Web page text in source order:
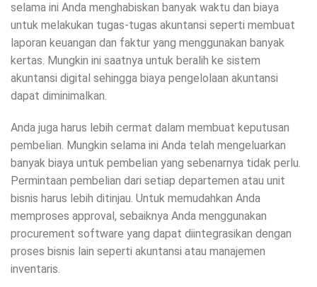
selama ini Anda menghabiskan banyak waktu dan biaya
untuk melakukan tugas-tugas akuntansi seperti membuat
laporan keuangan dan faktur yang menggunakan banyak
kertas. Mungkin ini saatnya untuk beralih ke sistem
akuntansi digital sehingga biaya pengelolaan akuntansi
dapat diminimalkan.
Anda juga harus lebih cermat dalam membuat keputusan
pembelian. Mungkin selama ini Anda telah mengeluarkan
banyak biaya untuk pembelian yang sebenarnya tidak perlu.
Permintaan pembelian dari setiap departemen atau unit
bisnis harus lebih ditinjau. Untuk memudahkan Anda
memproses approval, sebaiknya Anda menggunakan
procurement software yang dapat diintegrasikan dengan
proses bisnis lain seperti akuntansi atau manajemen
inventaris.